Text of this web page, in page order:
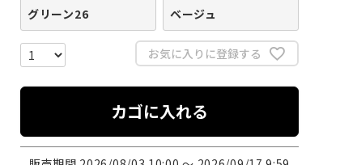
グリーン26 ベージュ
お気に入りに登録する
カゴに入れる